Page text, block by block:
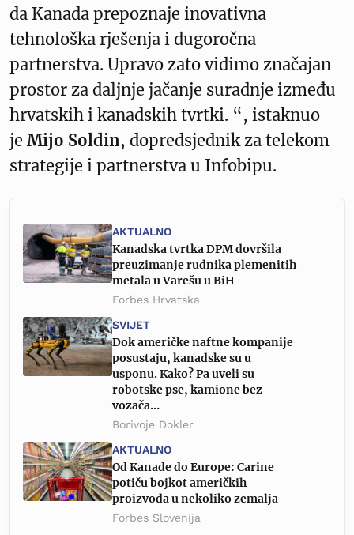
da Kanada prepoznaje inovativna
tehnološka rješenja i dugoročna
partnerstva. Upravo zato vidimo značajan
prostor za daljnje jačanje suradnje između
hrvatskih i kanadskih tvrtki. “, istaknuo
je Mijo Soldin, dopredsjednik za telekom
strategije i partnerstva u Infobipu.
AKTUALNO
Kanadska tvrtka DPM dovršila
preuzimanje rudnika plemenitih
metala u Varešu u BiH
Forbes Hrvatska
SVIJET
Dok američke naftne kompanije
posustaju, kanadske su u
usponu. Kako? Pa uveli su
robotske pse, kamione bez
vozača…
Borivoje Dokler
AKTUALNO
Od Kanade do Europe: Carine
potiču bojkot američkih
proizvoda u nekoliko zemalja
Forbes Slovenija